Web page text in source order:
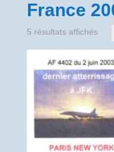
France
5 résultats affichés